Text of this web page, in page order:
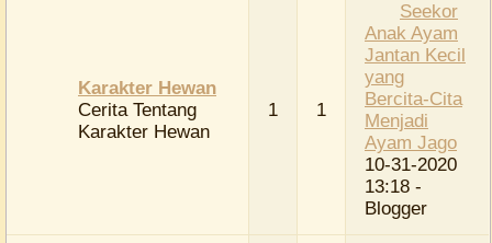
Karakter Hewan
Cerita Tentang
Karakter Hewan
1 1
Seekor
Anak Ayam
Jantan Kecil
yang
Bercita-Cita
Menjadi
Ayam Jago
10-31-2020
13:18 -
Blogger